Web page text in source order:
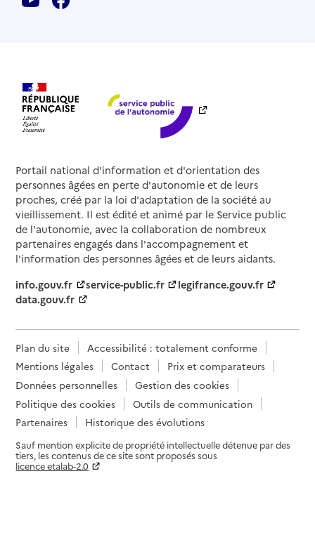
Portail national d'information et d'orientation des
personnes âgées en perte d'autonomie et de leurs
proches, créé par la loi d'adaptation de la société au
vieillissement. Il est édité et animé par le Service public
de l'autonomie, avec la collaboration de nombreux
partenaires engagés dans l'accompagnement et
l'information des personnes âgées et de leurs aidants.
info.gouv.fr
service-public.fr
legifrance.gouv.fr
data.gouv.fr
Plan du site
Accessibilité : totalement conforme
Mentions légales
Contact
Prix et comparateurs
Données personnelles
Gestion des cookies
Politique des cookies
Outils de communication
Partenaires
Historique des évolutions
Sauf mention explicite de propriété intellectuelle détenue par des
tiers, les contenus de ce site sont proposés sous
licence etalab-2.0